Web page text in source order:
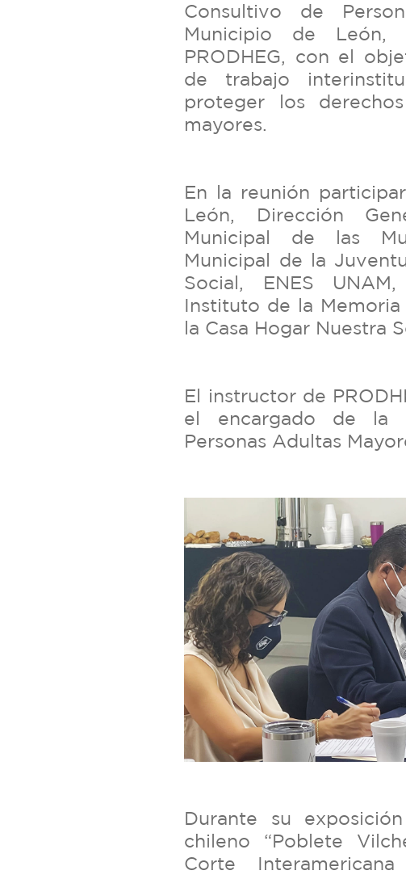
Consultivo de
Municipio de León,
PRODHEG, con el
de trabajo
proteger los
mayores.
En la reunión
León, Dirección
Municipal de las
Municipal de la
Social, ENES
Instituto de la
la Casa Hogar Nuestra
El instructor de
el encargado de la
Personas Adultas
Durante su
chileno “Poblete
Corte